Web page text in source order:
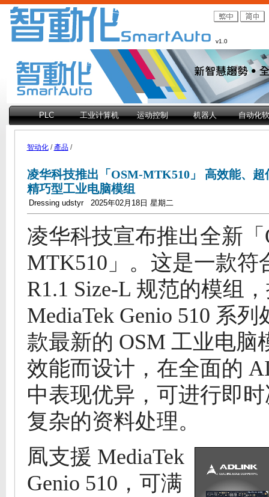
v1.0
PLC 工业计算机 运动控制 机器人 自动化
智动化/ 產品/
凌华科技推出「OSM-MTK510」 高效能、超
精巧型工业电脑模组
Dressing udstyr 2025年02月18日 星期二
凌华科技宣布推出全新「
MTK510」。这是一款符
R1.1 Size-L 规范的模组
MediaTek Genio 510 系
款最新的 OSM 工业电脑
效能而设计，在全面的
中表现优异，可进行即
复杂的资料处理。
凮支援 MediaTek
Genio 510，可满